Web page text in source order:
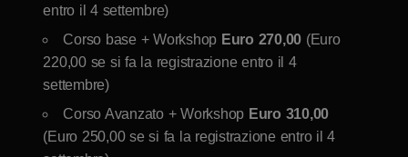
entro il 4 settembre)
Corso base + Workshop Euro 270,00 (Euro
220,00 se si fa la registrazione entro il 4
settembre)
Corso Avanzato + Workshop Euro 310,00
(Euro 250,00 se si fa la registrazione entro il 4